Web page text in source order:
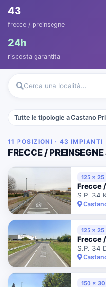
43
frecce / preinsegne
24h
risposta garantita
Cerca una località…
Tutte le tipologie a Castano
11 POSIZIONI · 43 IMPIANTI
FRECCE /
125 x 25
Frecce
S.P. 34
125 x 25
Frecce
S.P. 34
150 x 30